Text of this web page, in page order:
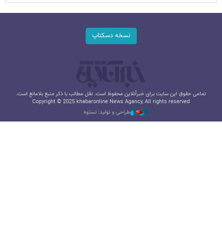
نسخه دسکتاپ
تمامی حقوق این سایت برای خبرآنلاین محفوظ است. نقل مطالب با ذکر منبع بلامانع است.
Copyright © 2025 khabaronline News Agancy, All rights reserved
طراحی و تولید: نستوه